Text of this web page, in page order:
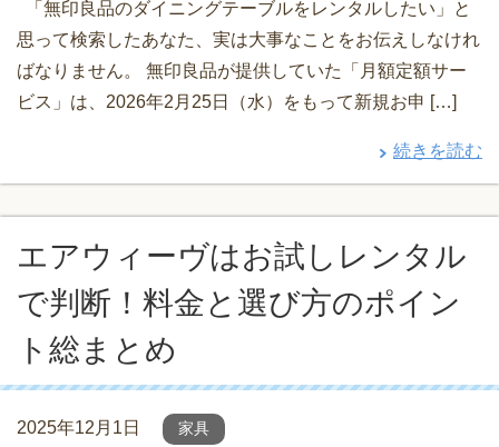
「無印良品のダイニングテーブルをレンタルしたい」と
思って検索したあなた、実は大事なことをお伝えしなけれ
ばなりません。 無印良品が提供していた「月額定額サー
ビス」は、2026年2月25日（水）をもって新規お申 […]
続きを読む
エアウィーヴはお試しレンタル
で判断！料金と選び方のポイン
ト総まとめ
2025年12月1日 家具